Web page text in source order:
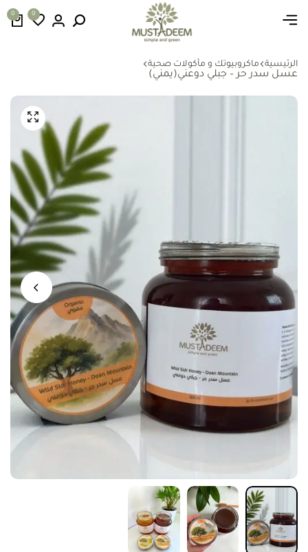
0
0
الرئيسية ماكروبيوتك و مأكولات صحية
عسل سدر حر – جبلي دوعني(يمني)